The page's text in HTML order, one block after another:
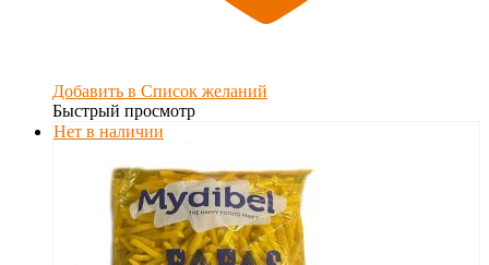
Добавить в Список желаний
Быстрый просмотр
Нет в наличии